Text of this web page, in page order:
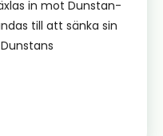
in mot Dunstan-
till att sänka sin